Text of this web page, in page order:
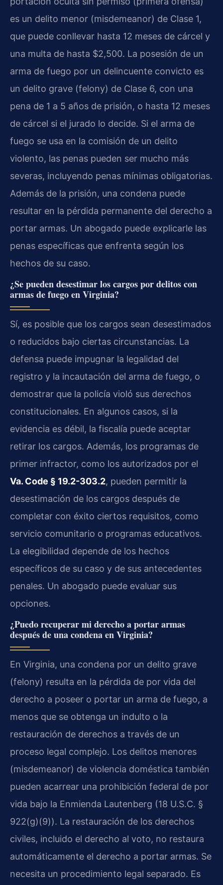
es un delito menor (misdemeanor) de Clase 1,
que puede conllevar hasta 12 meses de cárcel y
una multa de hasta $2,500. La posesión de un
arma de fuego por un delincuente convicto es
un delito grave (felony) de Clase 6, con una
pena de 1 a 5 años de prisión, o hasta 12 meses
de cárcel si el jurado lo decide. Si el arma de
fuego se usa en la comisión de un delito
violento, las penas pueden ser mucho más
severas, incluyendo penas mínimas obligatorias.
Además de la prisión, una condena puede
resultar en la pérdida permanente del derecho a
portar armas. Un abogado puede explicarle las
penas específicas que enfrenta según los
hechos de su caso.
¿Se pueden desestimar los cargos por delitos con
armas de fuego en Virginia?
Sí, es posible que los cargos sean desestimados
o reducidos bajo ciertas circunstancias. La
defensa puede impugnar la legalidad del
registro y la incautación del arma de fuego, o
demostrar que la policía violó sus derechos
constitucionales. En algunos casos, si la
evidencia es débil, la fiscalía puede aceptar
retirar los cargos. Además, los programas de
primer infractor, como los autorizados por el
Va. Code § 19.2-303.2, pueden permitir la
desestimación de los cargos después de
completar con éxito ciertos requisitos, como
servicio comunitario o programas educativos.
La elegibilidad depende de los hechos
específicos de su caso y de sus antecedentes
penales. Un abogado puede evaluar sus
opciones.
¿Puedo recuperar mi derecho a portar armas
después de una condena en Virginia?
En Virginia, una condena por un delito grave
(felony) resulta en la pérdida de por vida del
derecho a poseer o portar un arma de fuego, a
menos que se obtenga un indulto o la
restauración de derechos a través de un
proceso legal complejo. Los delitos menores
(misdemeanor) de violencia doméstica también
pueden acarrear una prohibición federal de por
vida bajo la Enmienda Lautenberg (18 U.S.C. §
922(g)(9)). La restauración de los derechos
civiles, incluido el derecho al voto, no restaura
automáticamente el derecho a portar armas. Se
necesita un procedimiento legal separado. Es